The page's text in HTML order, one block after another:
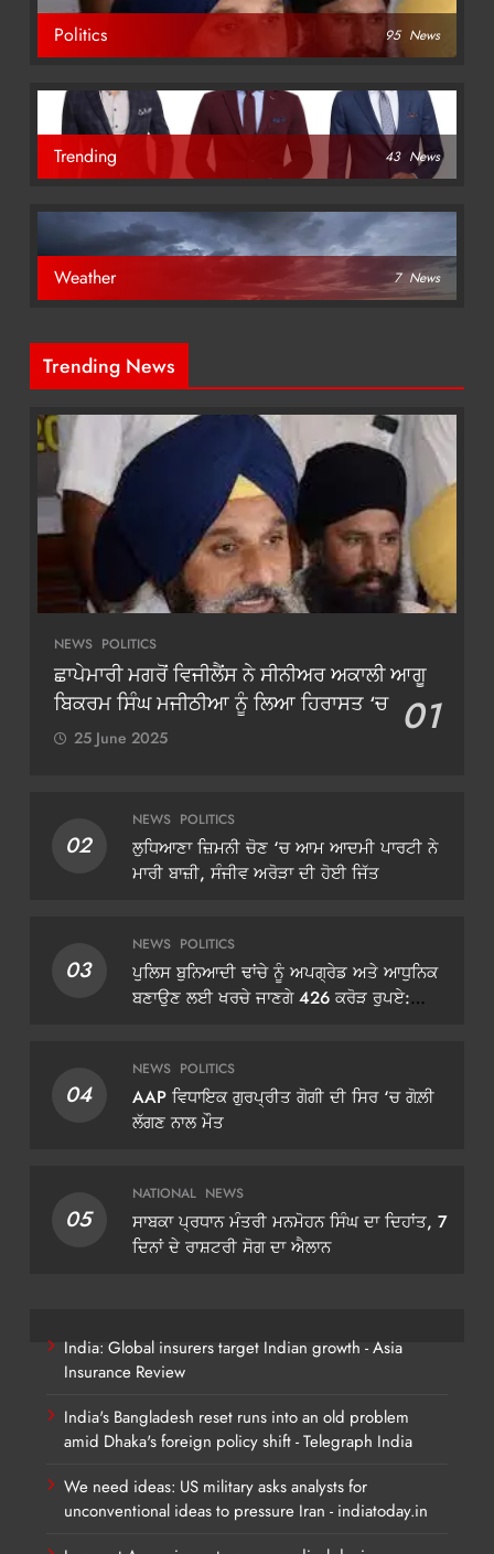
Politics 95 News
Trending 43 News
Weather 7 News
Trending News
NEWS POLITICS
ਛਾਪੇਮਾਰੀ ਮਗਰੋਂ ਵਿਜੀਲੈਂਸ ਨੇ ਸੀਨੀਅਰ ਅਕਾਲੀ ਆਗੂ
ਬਿਕਰਮ ਸਿੰਘ ਮਜੀਠੀਆ ਨੂੰ ਲਿਆ ਹਿਰਾਸਤ ‘ਚ 01
25 June 2025
02
NEWS POLITICS
ਲੁਧਿਆਣਾ ਜ਼ਿਮਨੀ ਚੋਣ ‘ਚ ਆਮ ਆਦਮੀ ਪਾਰਟੀ ਨੇ
ਮਾਰੀ ਬਾਜ਼ੀ, ਸੰਜੀਵ ਅਰੋੜਾ ਦੀ ਹੋਈ ਜਿੱਤ
03
NEWS POLITICS
ਪੁਲਿਸ ਬੁਨਿਆਦੀ ਢਾਂਚੇ ਨੂੰ ਅਪਗ੍ਰੇਡ ਅਤੇ ਆਧੁਨਿਕ
ਬਣਾਉਣ ਲਈ ਖਰਚੇ ਜਾਣਗੇ 426 ਕਰੋੜ ਰੁਪਏ:
04
NEWS POLITICS
AAP ਵਿਧਾਇਕ ਗੁਰਪ੍ਰੀਤ ਗੋਗੀ ਦੀ ਸਿਰ ‘ਚ ਗੋਲ਼ੀ
ਲੱਗਣ ਨਾਲ ਮੌਤ
05
NATIONAL NEWS
ਸਾਬਕਾ ਪ੍ਰਧਾਨ ਮੰਤਰੀ ਮਨਮੋਹਨ ਸਿੰਘ ਦਾ ਦਿਹਾਂਤ, 7
ਦਿਨਾਂ ਦੇ ਰਾਸ਼ਟਰੀ ਸੋਗ ਦਾ ਐਲਾਨ
India: Global insurers target Indian growth - Asia
Insurance Review
India's Bangladesh reset runs into an old problem
amid Dhaka's foreign policy shift - Telegraph India
We need ideas: US military asks analysts for
unconventional ideas to pressure Iran - indiatoday.in